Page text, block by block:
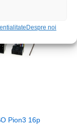
Despre noi
Pion3 16p